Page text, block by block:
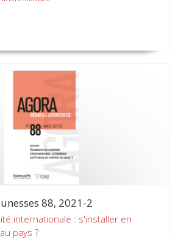
88, 2021-2
internationale : s'installer en
pays ?